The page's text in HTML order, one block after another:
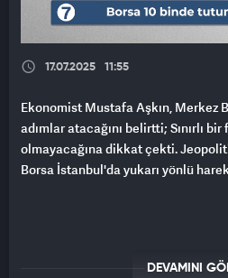
17.07.2025 11:55
Ekonomist Mustafa Aşkın, Merkez
adımlar atacağını belirtti; Sınırlı
olmayacağına dikkat çekti.
Borsa İstanbul'da yukarı yönlü
DEVAMINI